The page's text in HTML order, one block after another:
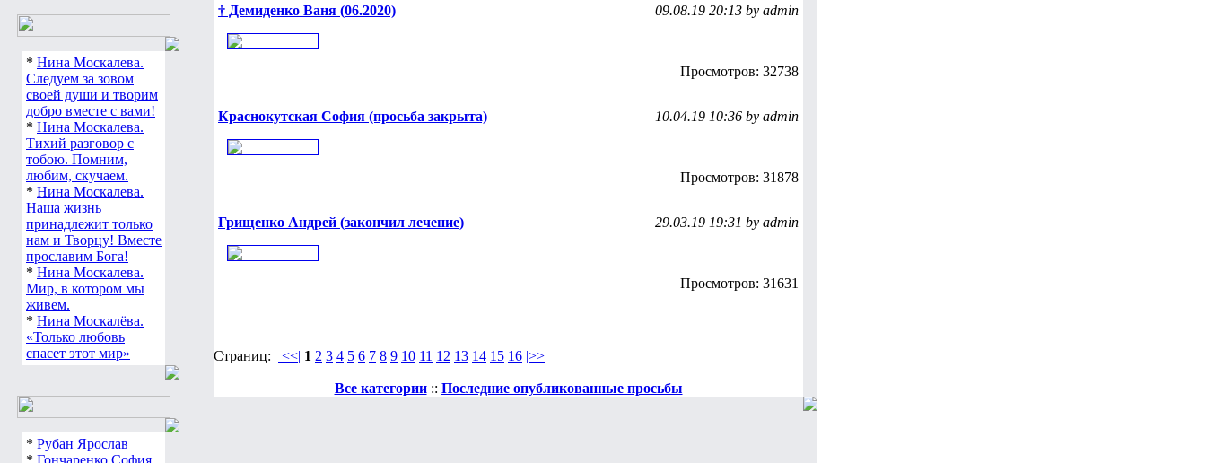
* Нина Москалева.
Следуем за зовом
своей души и творим
добро вместе с вами!
* Нина Москалева.
Тихий разговор с
тобою. Помним,
любим, скучаем.
* Нина Москалева.
Наша жизнь
принадлежит только
нам и Творцу! Вместе
прославим Бога!
* Нина Москалева.
Мир, в котором мы
живем.
* Нина Москалёва.
«Только любовь
спасет этот мир»
* Рубан Ярослав
* Гончаренко София
† Демиденко Ваня (06.2020) 09.08.19 20:13 by admin
Просмотров: 32738
Краснокутская София (просьба закрыта) 10.04.19 10:36 by admin
Просмотров: 31878
Грищенко Андрей (закончил лечение) 29.03.19 19:31 by admin
Просмотров: 31631
Страниц: <<| 1 2 3 4 5 6 7 8 9 10 11 12 13 14 15 16 |>>
Все категории:: Последние опубликованные просьбы